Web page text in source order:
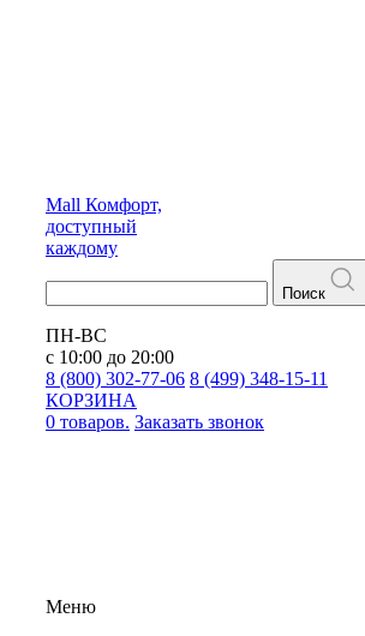
Mall Комфорт,
доступный
каждому
Поиск
ПН-ВС
с 10:00 до 20:00
8 (800) 302-77-06 8 (499) 348-15-11
КОРЗИНА
0 товаров. Заказать звонок
Меню